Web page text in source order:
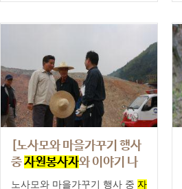
[노사모와 마을가꾸기 행사
중자원봉사자와 이야기 나
누는 노무현 전 대통령]
노사모와 마을가꾸기 행사 중 자